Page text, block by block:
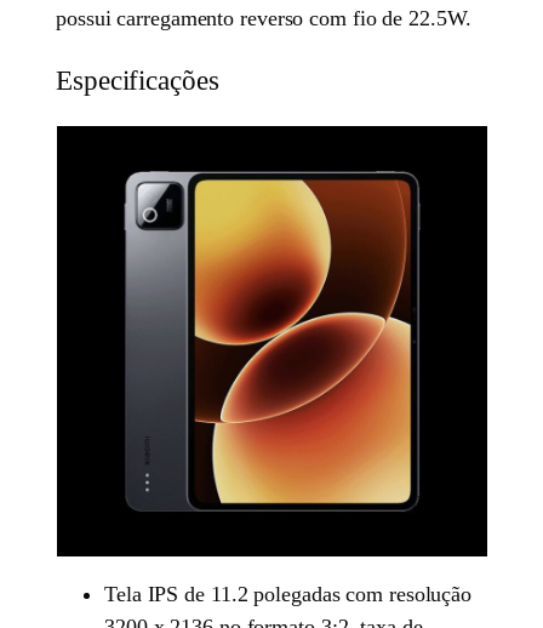
possui carregamento reverso com fio de 22.5W.
Especificações
Tela IPS de 11.2 polegadas com resolução